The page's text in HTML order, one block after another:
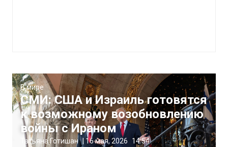
В мире
СМИ: США и Израиль готовятся
к возможному возобновлению
войны с Ираном
Татьяна Готишан 16 мая, 2026 14:54